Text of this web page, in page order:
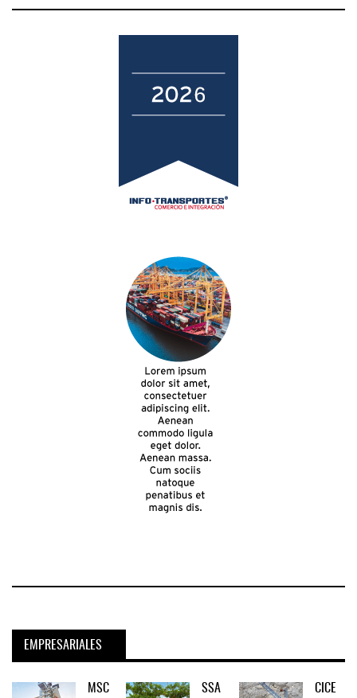
EMPRESARIALES
MSC SSA CICE